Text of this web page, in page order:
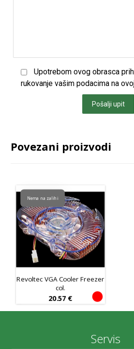
Upotrebom ovog obrasca
rukovanje vašim podacima na
Pošalji upit
Povezani proizvodi
Revoltec VGA Cooler Freezer
col.
20.57 €
Nema na zalihi
Servis